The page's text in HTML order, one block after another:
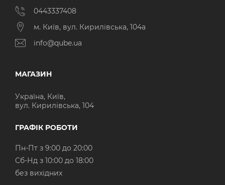
0443337408
м. Київ, вул. Кирилівська, 104а
info@qube.ua
МАГАЗИН
Україна, Київ,
вул. Кирилівська, 104
ГРАФІК РОБОТИ
Пн-Пт з 9:00 до 20:00
Cб-Нд з 10:00 до 18:00
без вихідних